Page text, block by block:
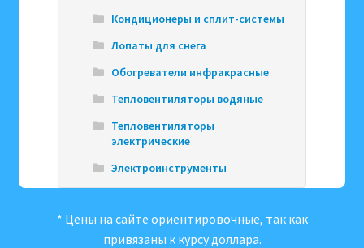
Кондиционеры и сплит-системы
Лопаты для снега
Обогреватели инфракрасные
Тепловентиляторы водяные
Тепловентиляторы
электрические
Электроинструменты
* Цены на сайте ориентировочные, так как
привязаны к курсу доллара.